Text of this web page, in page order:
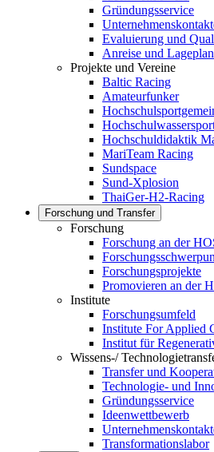
Gründungsservice
Evaluierung und
Anreise und Lageplan
Projekte und Vereine
Baltic Racing
Amateurfunker
Hochschuldidaktik
MariTeam Racing
Sundspace
Sund-Xplosion
ThaiGer-H2-Racing
Forschung und Transfer
Forschung
Forschung an der
Forschungsprojekte
Promovieren an der
Institute
Forschungsumfeld
Institute For Applied
Institut für
Wissens-/
Transfer und
Technologie- und
Gründungsservice
Ideenwettbewerb
Transformationslabor